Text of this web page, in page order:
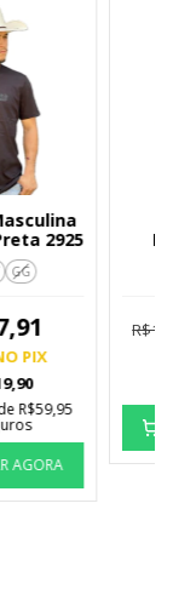
2925
GG
PIX
R$59,95
AGORA